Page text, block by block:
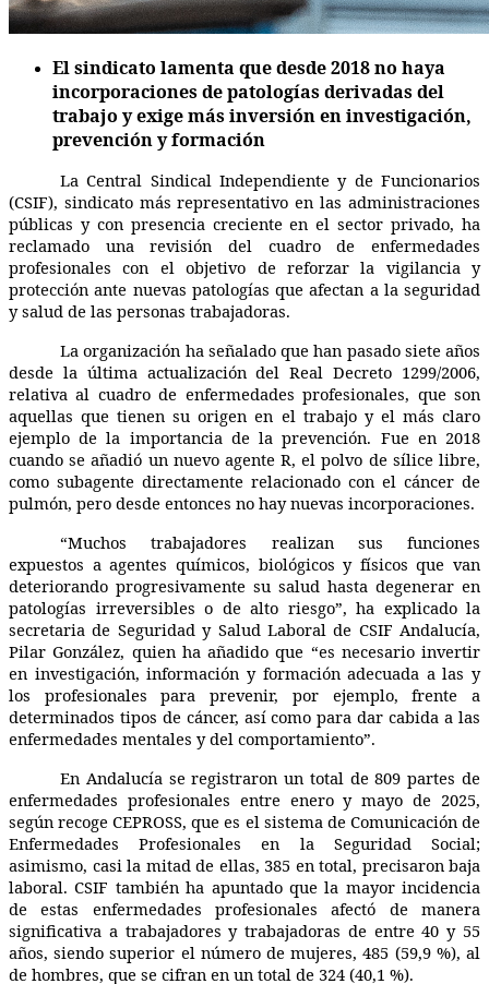
El sindicato lamenta que desde 2018 no haya
incorporaciones de patologías derivadas del
trabajo y exige más inversión en investigación,
prevención y formación
La Central Sindical Independiente y de Funcionarios
(CSIF), sindicato más representativo en las administraciones
públicas y con presencia creciente en el sector privado, ha
reclamado una revisión del cuadro de enfermedades
profesionales con el objetivo de reforzar la vigilancia y
protección ante nuevas patologías que afectan a la seguridad
y salud de las personas trabajadoras.
La organización ha señalado que han pasado siete años
desde la última actualización del Real Decreto 1299/2006,
relativa al cuadro de enfermedades profesionales, que son
aquellas que tienen su origen en el trabajo y el más claro
ejemplo de la importancia de la prevención. Fue en 2018
cuando se añadió un nuevo agente R, el polvo de sílice libre,
como subagente directamente relacionado con el cáncer de
pulmón, pero desde entonces no hay nuevas incorporaciones.
“Muchos trabajadores realizan sus funciones
expuestos a agentes químicos, biológicos y físicos que van
deteriorando progresivamente su salud hasta degenerar en
patologías irreversibles o de alto riesgo”, ha explicado la
secretaria de Seguridad y Salud Laboral de CSIF Andalucía,
Pilar González, quien ha añadido que “es necesario invertir
en investigación, información y formación adecuada a las y
los profesionales para prevenir, por ejemplo, frente a
determinados tipos de cáncer, así como para dar cabida a las
enfermedades mentales y del comportamiento”.
En Andalucía se registraron un total de 809 partes de
enfermedades profesionales entre enero y mayo de 2025,
según recoge CEPROSS, que es el sistema de Comunicación de
Enfermedades Profesionales en la Seguridad Social;
asimismo, casi la mitad de ellas, 385 en total, precisaron baja
laboral. CSIF también ha apuntado que la mayor incidencia
de estas enfermedades profesionales afectó de manera
significativa a trabajadores y trabajadoras de entre 40 y 55
años, siendo superior el número de mujeres, 485 (59,9 %), al
de hombres, que se cifran en un total de 324 (40,1 %).